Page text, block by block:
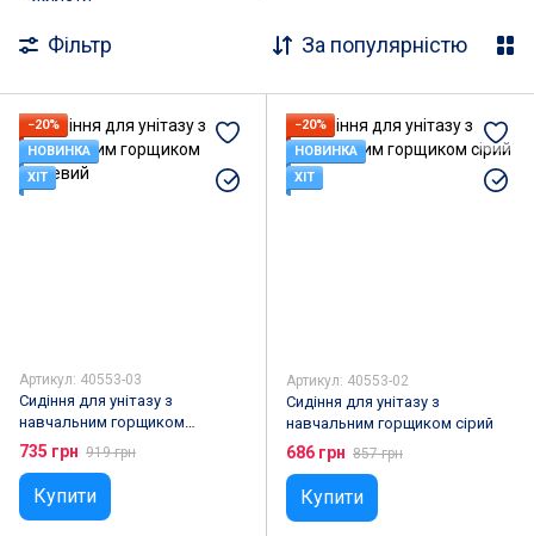
Фільтр За популярністю
−20%
НОВИНКА
ХІТ
Артикул: 40553-03
Сидіння для унітазу з
навчальним горщиком
рожевий
735 грн 919 грн
Купити
−20%
НОВИНКА
ХІТ
Артикул: 40553-02
Сидіння для унітазу з
навчальним горщиком сірий
686 грн 857 грн
Купити